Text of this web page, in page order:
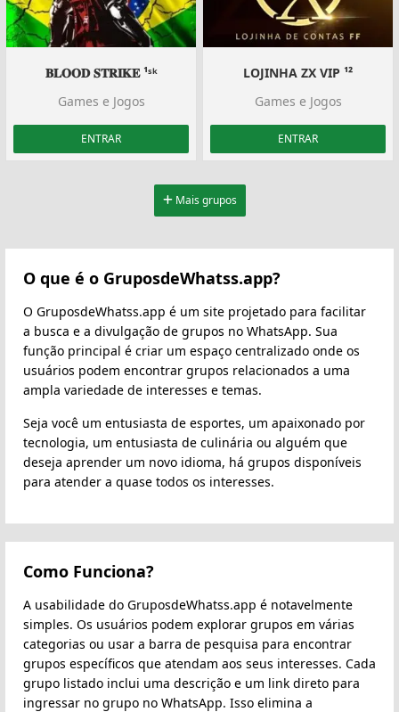
𝐁𝐋𝐎𝐎𝐃 𝐒𝐓𝐑𝐈𝐊𝐄 ¹ˢᵏ
Games e Jogos
ENTRAR
LOJINHA ZX VIP ¹²
Games e Jogos
ENTRAR
Mais grupos
O que é o GruposdeWhatss.app?
O GruposdeWhatss.app é um site projetado para facilitar
a busca e a divulgação de grupos no WhatsApp. Sua
função principal é criar um espaço centralizado onde os
usuários podem encontrar grupos relacionados a uma
ampla variedade de interesses e temas.
Seja você um entusiasta de esportes, um apaixonado por
tecnologia, um entusiasta de culinária ou alguém que
deseja aprender um novo idioma, há grupos disponíveis
para atender a quase todos os interesses.
Como Funciona?
A usabilidade do GruposdeWhatss.app é notavelmente
simples. Os usuários podem explorar grupos em várias
categorias ou usar a barra de pesquisa para encontrar
grupos específicos que atendam aos seus interesses. Cada
grupo listado inclui uma descrição e um link direto para
ingressar no grupo no WhatsApp. Isso elimina a